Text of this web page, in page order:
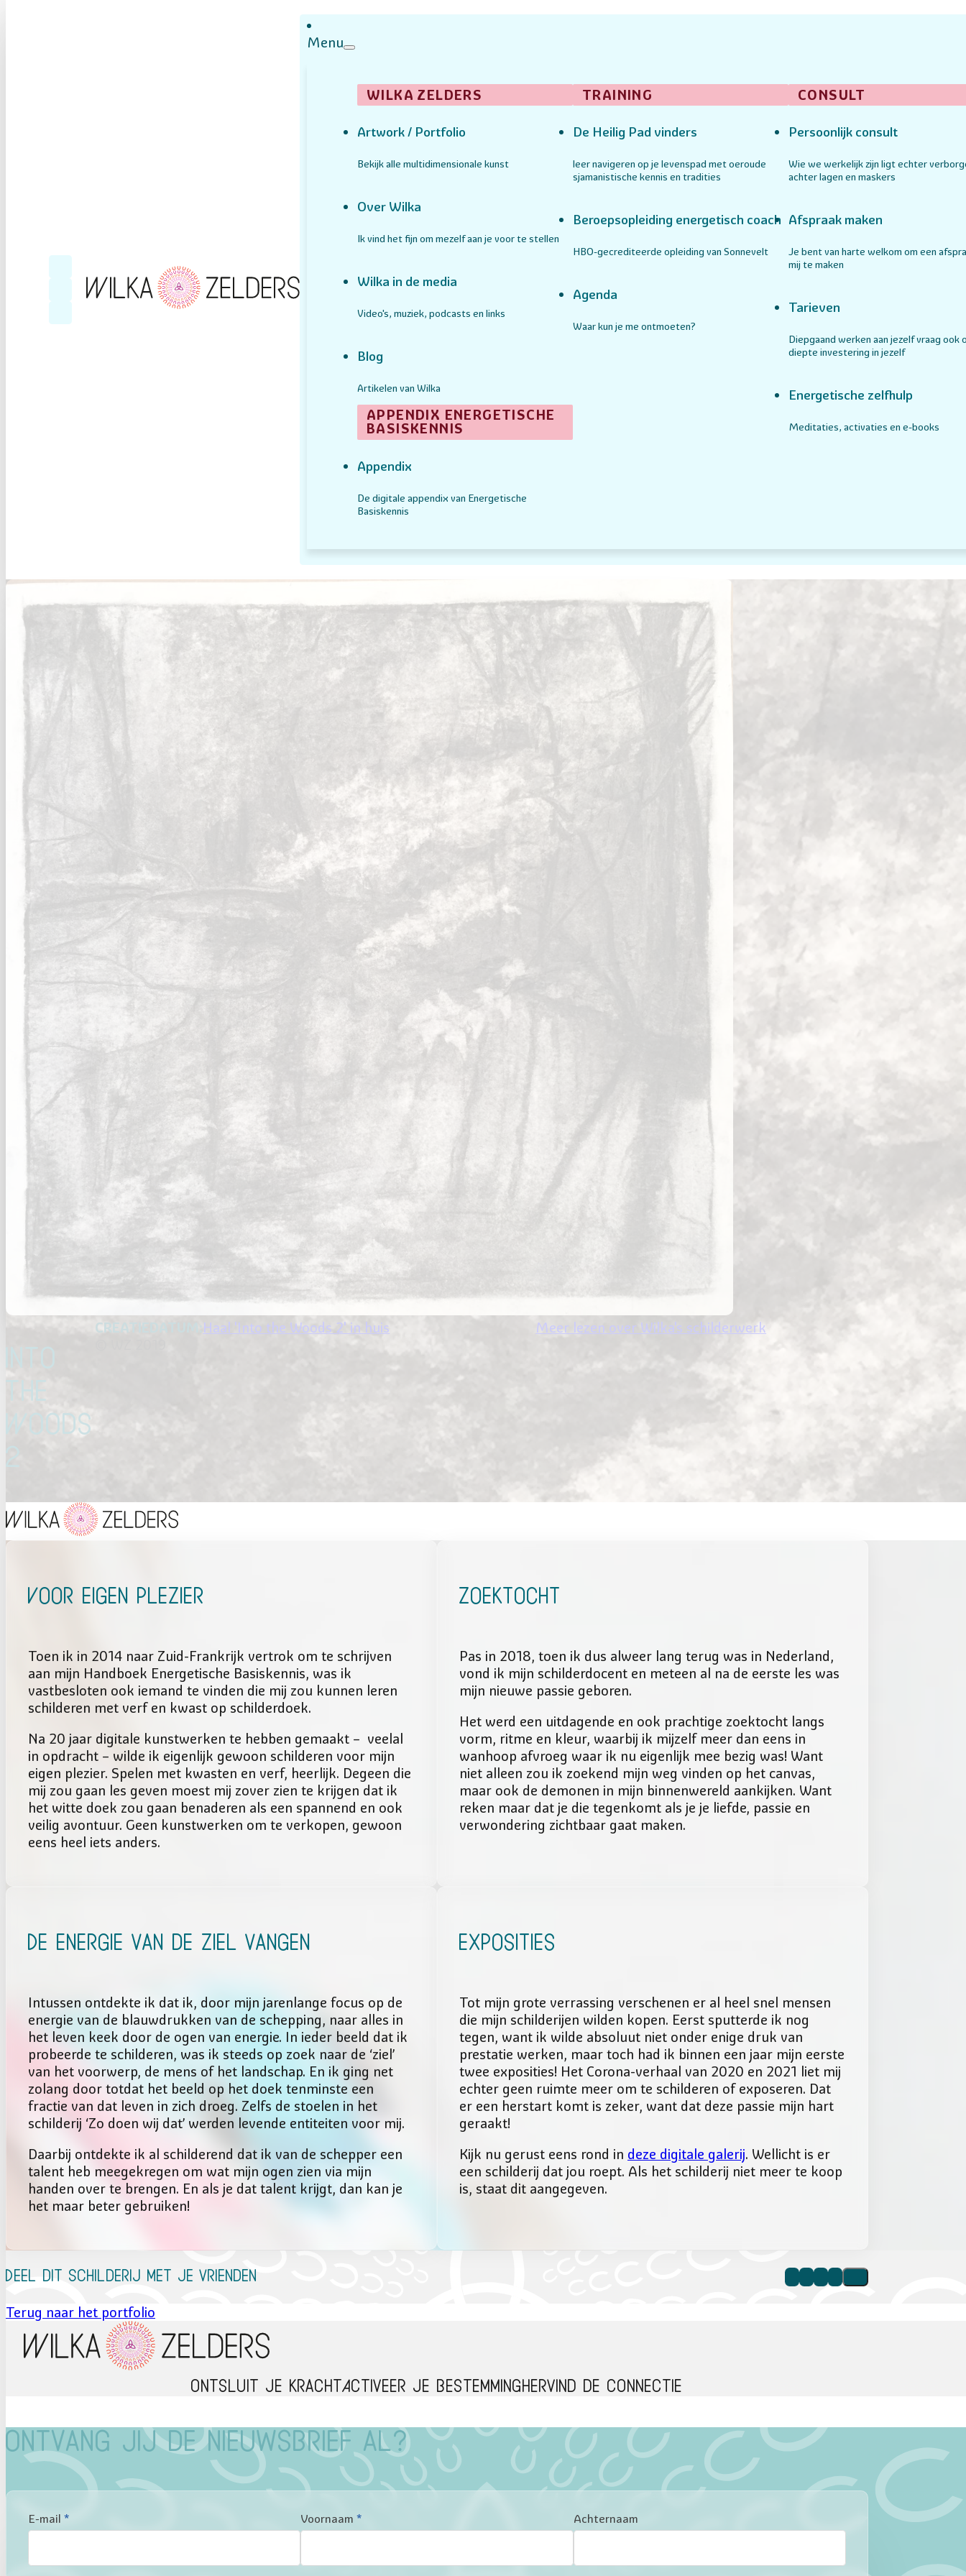
Follow me on Facebook
Follow me on YouTube
Follow me on LinkedIn
Menu
WILKA ZELDERS
Artwork / Portfolio
Bekijk alle multidimensionale kunst
Over Wilka
Ik vind het fijn om mezelf aan je voor te stellen
Wilka in de media
Video's, muziek, podcasts en links
Blog
Artikelen van Wilka
APPENDIX ENERGETISCHE
BASISKENNIS
Appendix
De digitale appendix van Energetische
Basiskennis
TRAINING
De Heilig Pad vinders
leer navigeren op je levenspad met oeroude
sjamanistische kennis en tradities
Beroepsopleiding energetisch coach
HBO-gecrediteerde opleiding van Sonnevelt
Agenda
Waar kun je me ontmoeten?
CONSULT
Persoonlijk consult
Wie we werkelijk zijn ligt echter
achter lagen en maskers
Afspraak maken
Je bent van harte welkom om een
mij te maken
Tarieven
Diepgaand werken aan jezelf vraag ook
diepte investering in jezelf
Energetische zelfhulp
Meditaties, activaties en e-books
the
Woods
Haal 'Into the Woods 2' in huis Meer lezen over Wilka's schilderwerk
Voor eigen plezier
Toen ik in 2014 naar Zuid-Frankrijk vertrok om te schrijven
aan mijn Handboek Energetische Basiskennis, was ik
vastbesloten ook iemand te vinden die mij zou kunnen leren
schilderen met verf en kwast op schilderdoek.
Na 20 jaar digitale kunstwerken te hebben gemaakt – veelal
in opdracht – wilde ik eigenlijk gewoon schilderen voor mijn
eigen plezier. Spelen met kwasten en verf, heerlijk. Degeen die
mij zou gaan les geven moest mij zover zien te krijgen dat ik
het witte doek zou gaan benaderen als een spannend en ook
veilig avontuur. Geen kunstwerken om te verkopen, gewoon
eens heel iets anders.
Zoektocht
Pas in 2018, toen ik dus alweer lang terug was in Nederland,
vond ik mijn schilderdocent en meteen al na de eerste les was
mijn nieuwe passie geboren.
Het werd een uitdagende en ook prachtige zoektocht langs
vorm, ritme en kleur, waarbij ik mijzelf meer dan eens in
wanhoop afvroeg waar ik nu eigenlijk mee bezig was! Want
niet alleen zou ik zoekend mijn weg vinden op het canvas,
maar ook de demonen in mijn binnenwereld aankijken. Want
reken maar dat je die tegenkomt als je je liefde, passie en
verwondering zichtbaar gaat maken.
De energie van de Ziel vangen
Intussen ontdekte ik dat ik, door mijn jarenlange focus op de
energie van de blauwdrukken van de schepping, naar alles in
het leven keek door de ogen van energie. In ieder beeld dat ik
probeerde te schilderen, was ik steeds op zoek naar de ‘ziel’
van het voorwerp, de mens of het landschap. En ik ging net
zolang door totdat het beeld op het doek tenminste een
fractie van dat leven in zich droeg. Zelfs de stoelen in het
schilderij ‘Zo doen wij dat’ werden levende entiteiten voor mij.
Daarbij ontdekte ik al schilderend dat ik van de schepper een
talent heb meegekregen om wat mijn ogen zien via mijn
handen over te brengen. En als je dat talent krijgt, dan kan je
het maar beter gebruiken!
Exposities
Tot mijn grote verrassing verschenen er al heel snel mensen
die mijn schilderijen wilden kopen. Eerst sputterde ik nog
tegen, want ik wilde absoluut niet onder enige druk van
prestatie werken, maar toch had ik binnen een jaar mijn eerste
twee exposities! Het Corona-verhaal van 2020 en 2021 liet mij
echter geen ruimte meer om te schilderen of exposeren. Dat
er een herstart komt is zeker, want dat deze passie mijn hart
geraakt!
Kijk nu gerust eens rond in deze digitale galerij. Wellicht is er
een schilderij dat jou roept. Als het schilderij niet meer te koop
is, staat dit aangegeven.
Deel dit schilderij met je vrienden
Terug naar het portfolio
Ontsluit je krachtActiveer je bestemmingHervind de connectie
Ontvang jij de nieuwsbrief al?
Sectie
E-mail * Voornaam * Achternaam